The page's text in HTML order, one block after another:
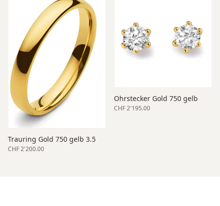
Trauring Gold 750 gelb 3.5
CHF 2'200.00
Ohrstecker Gold 750 gelb
CHF 2'195.00